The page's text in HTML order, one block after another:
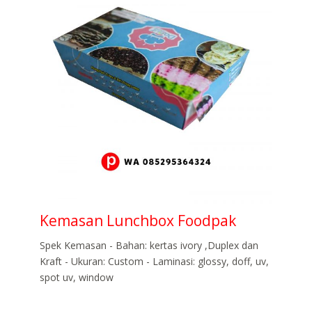
Kemasan Lunchbox Foodpak
Spek Kemasan - Bahan: kertas ivory ,Duplex dan
Kraft - Ukuran: Custom - Laminasi: glossy, doff, uv,
spot uv, window